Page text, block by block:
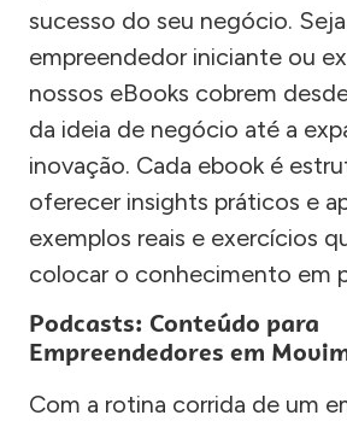
sucesso do seu negócio.
empreendedor iniciante ou
nossos eBooks cobrem
da ideia de negócio até a
inovação. Cada ebook é
oferecer insights práticos e
exemplos reais e exercícios
colocar o conhecimento em
Podcasts: Conteúdo para
Empreendedores em
Com a rotina corrida de um